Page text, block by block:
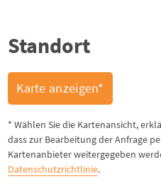
Standort
Karte anzeigen*
* Wählen Sie die Kartenansicht,
dass zur Bearbeitung der Anfrage
Kartenanbieter weitergegeben
Datenschutzrichtlinie.